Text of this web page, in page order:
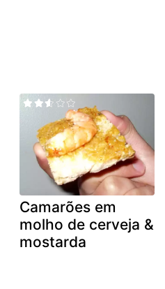
Camarões em
molho de cerveja &
mostarda